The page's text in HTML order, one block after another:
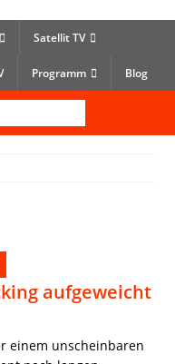
Satellit TV
Programm Blog
aufgeweicht
einem unscheinbaren